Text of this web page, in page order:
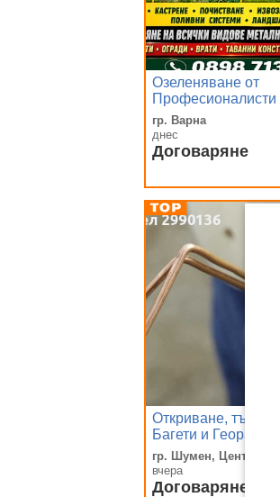
Озеленяване от
Професионалисти
гр. Варна
днес
Договаряне
Откриване,
Багети и Георадар
гр. Шумен, Център
вчера
Договаряне